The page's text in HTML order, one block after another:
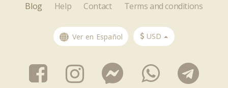
Blog Help Contact Terms and conditions
Ver en Español USD